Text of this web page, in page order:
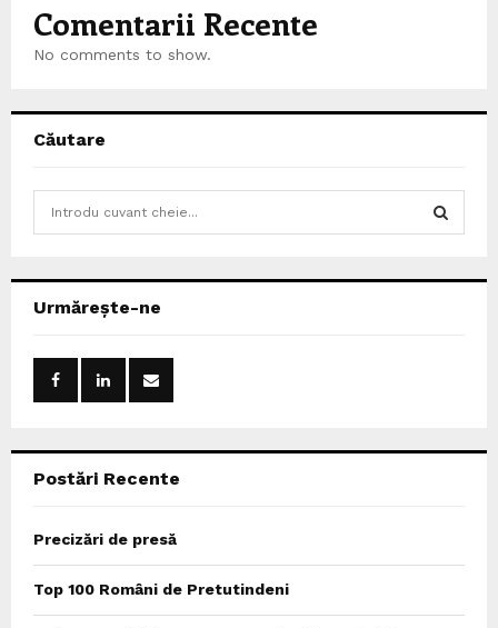
Comentarii Recente
No comments to show.
Căutare
h
Urmărește-ne
Postări Recente
Precizări de presă
Top 100 Români de Pretutindeni